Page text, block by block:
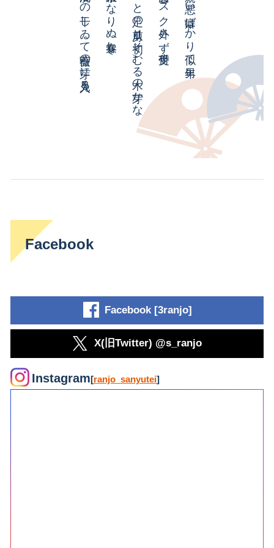
親の悪い癖ばかり似て年男
同窓会マスク外さず受付す
ふと足の爪剪り初（そ）むる木の芽かな
日本人小粒となりぬ春寒し
洗濯もの干しゐて薔薇の芽に見入る
Facebook
Facebook [3ranjo]
X(旧Twitter) @s_ranjo
Instagram[ranjo_sanyutei]